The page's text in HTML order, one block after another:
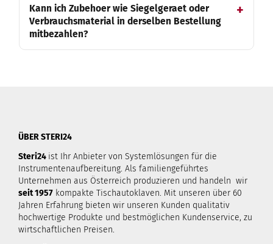
Kann ich Zubehoer wie Siegelgeraet oder
Verbrauchsmaterial in derselben Bestellung
mitbezahlen?
ÜBER STERI24
Steri24 ist Ihr Anbieter von Systemlösungen für die
Instrumentenaufbereitung. Als familiengeführtes
Unternehmen aus Österreich produzieren und handeln wir
seit 1957 kompakte Tischautoklaven. Mit unseren über 60
Jahren Erfahrung bieten wir unseren Kunden qualitativ
hochwertige Produkte und bestmöglichen Kundenservice, zu
wirtschaftlichen Preisen.